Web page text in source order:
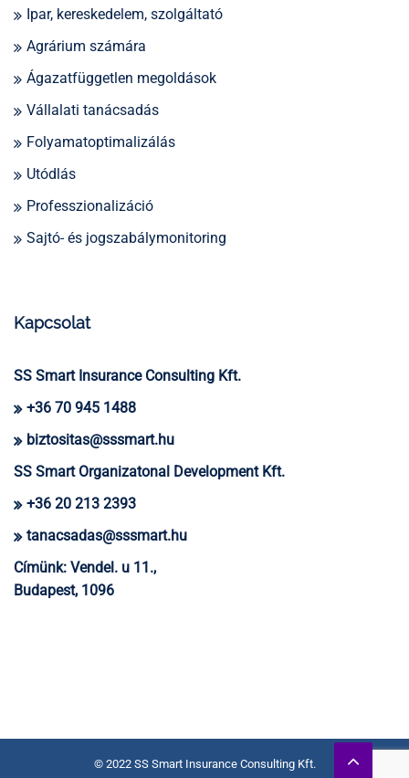
Ipar, kereskedelem, szolgáltató
Agrárium számára
Ágazatfüggetlen megoldások
Vállalati tanácsadás
Folyamatoptimalizálás
Utódlás
Professzionalizáció
Sajtó- és jogszabálymonitoring
Kapcsolat
SS Smart Insurance Consulting Kft.
+36 70 945 1488
biztositas@sssmart.hu
SS Smart Organizatonal Development Kft.
+36 20 213 2393
tanacsadas@sssmart.hu
Címünk: Vendel. u 11.,
Budapest, 1096
© 2022 SS Smart Insurance Consulting Kft.